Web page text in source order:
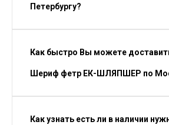
Петербургу?
Как быстро Вы можете
Шериф фетр ЕК-ШЛЯПШЕР по
Как узнать есть ли в наличии